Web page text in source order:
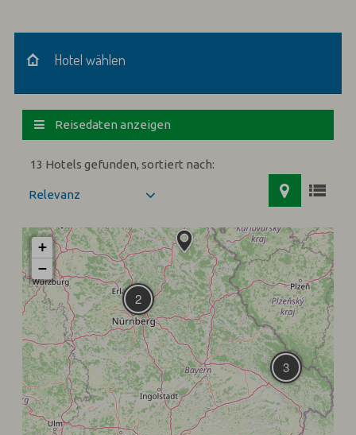
Hotel wählen
Reisedaten anzeigen
13 Hotels gefunden, sortiert nach:
3
2
+
−